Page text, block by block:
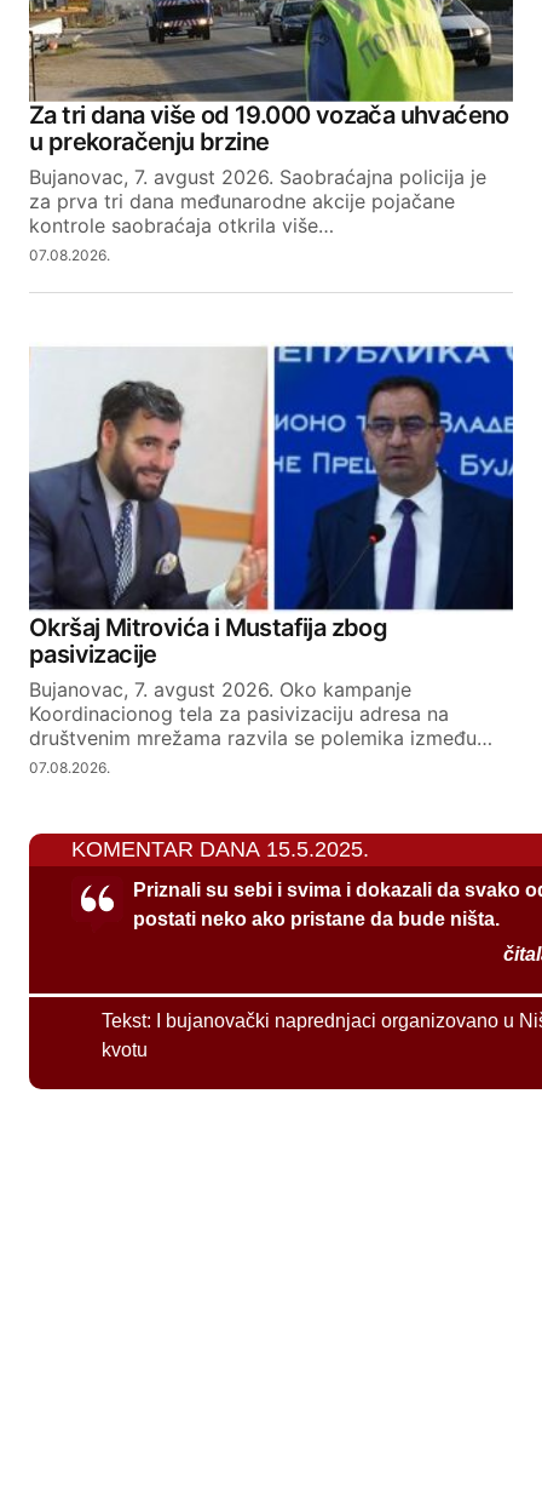
Za tri dana više od 19.000 vozača uhvaćeno
u prekoračenju brzine
Bujanovac, 7. avgust 2026. Saobraćajna policija je
za prva tri dana međunarodne akcije pojačane
kontrole saobraćaja otkrila više…
07.08.2026.
Okršaj Mitrovića i Mustafija zbog
pasivizacije
Bujanovac, 7. avgust 2026. Oko kampanje
Koordinacionog tela za pasivizaciju adresa na
društvenim mrežama razvila se polemika između…
07.08.2026.
KOMENTAR DANA 15.5.2025.
Priznali su sebi i svima i dokazali da svako
postati neko ako pristane da bude ništa.
Tekst:
I bujanovački naprednjaci organizovano u
kvotu